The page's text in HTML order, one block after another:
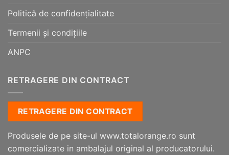
Politică de confidențialitate
Termenii și condițiile
ANPC
RETRAGERE DIN CONTRACT
RETRAGERE DIN CONTRACT
Produsele de pe site-ul www.totalorange.ro sunt
comercializate in ambalajul original al producatorului.